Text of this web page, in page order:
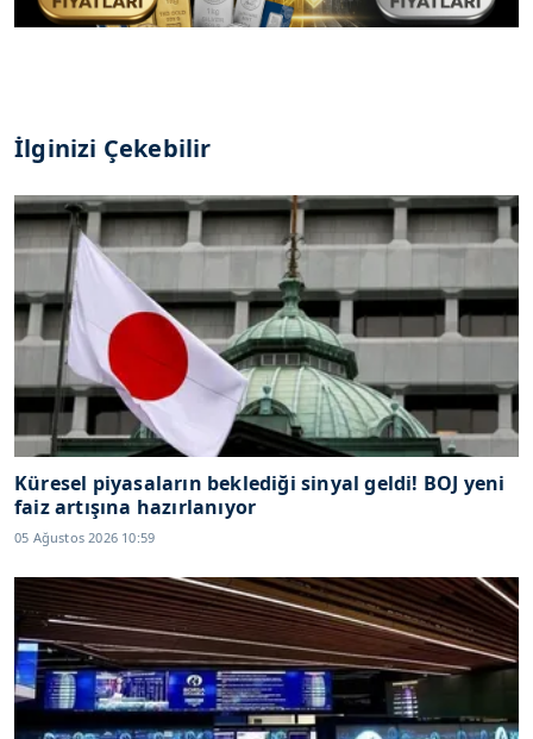
İlginizi Çekebilir
Küresel piyasaların beklediği sinyal geldi! BOJ yeni
faiz artışına hazırlanıyor
05 Ağustos 2026 10:59